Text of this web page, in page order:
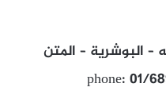
phone: 01/